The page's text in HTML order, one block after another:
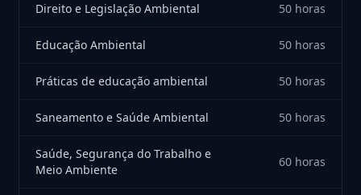
Direito e Legislação Ambiental 50 horas
Educação Ambiental 50 horas
Práticas de educação ambiental 50 horas
Saneamento e Saúde Ambiental 50 horas
Saúde, Segurança do Trabalho e
Meio Ambiente
60 horas